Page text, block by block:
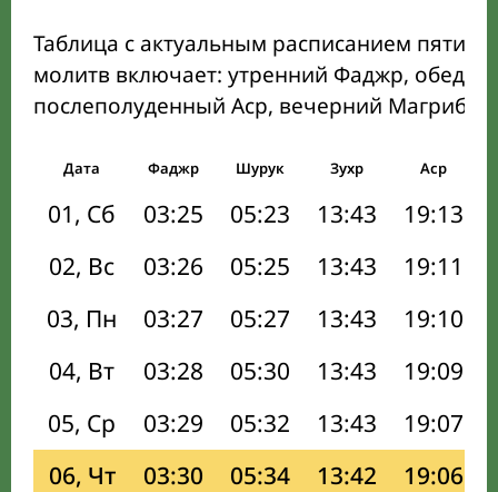
Таблица с актуальным расписанием пяти
молитв включает: утренний Фаджр,
послеполуденный Аср, вечерний Магриб
Дата Фаджр Шурук Зухр Аср
01, Сб 03:25 05:23 13:43 19:13
02, Вс
03:26 05:25 13:43 19:11
03, Пн
03:27 05:27 13:43 19:10
04, Вт
03:28 05:30 13:43 19:09
05, Ср
03:29 05:32 13:43 19:07
06, Чт
03:30 05:34 13:42 19:06